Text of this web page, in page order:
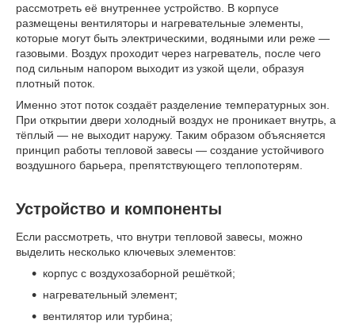
рассмотреть её внутреннее устройство. В корпусе
размещены вентиляторы и нагревательные элементы,
которые могут быть электрическими, водяными или реже —
газовыми. Воздух проходит через нагреватель, после чего
под сильным напором выходит из узкой щели, образуя
плотный поток.
Именно этот поток создаёт разделение температурных зон.
При открытии двери холодный воздух не проникает внутрь, а
тёплый — не выходит наружу. Таким образом объясняется
принцип работы тепловой завесы — создание устойчивого
воздушного барьера, препятствующего теплопотерям.
Устройство и компоненты
Если рассмотреть, что внутри тепловой завесы, можно
выделить несколько ключевых элементов:
корпус с воздухозаборной решёткой;
нагревательный элемент;
вентилятор или турбина;